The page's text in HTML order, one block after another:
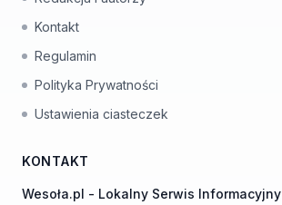
Kontakt
Regulamin
Polityka Prywatności
Ustawienia ciasteczek
KONTAKT
Wesoła.pl - Lokalny Serwis Informacyjny